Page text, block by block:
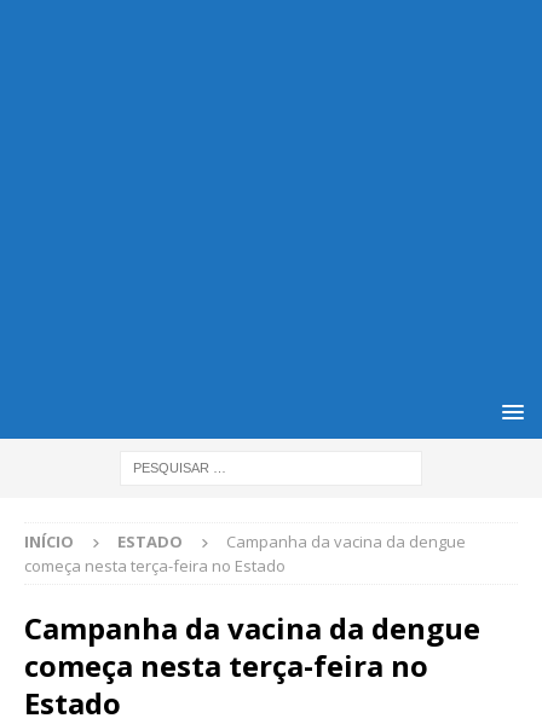
INÍCIO ESTADO
Campanha da vacina da dengue
começa nesta terça-feira no Estado
Campanha da vacina da dengue
começa nesta terça-feira no
Estado